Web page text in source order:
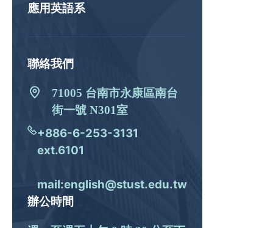
應用英語系
聯絡我們
71005 台南市永康區南台
街一號 N301室
+886-6-253-3131
ext.6101
mail:english@stust.edu.tw
辦公時間